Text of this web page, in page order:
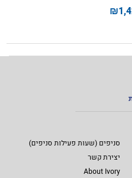
₪
סניפים (שעות פעילות סניפים)
יצירת קשר
About Ivory